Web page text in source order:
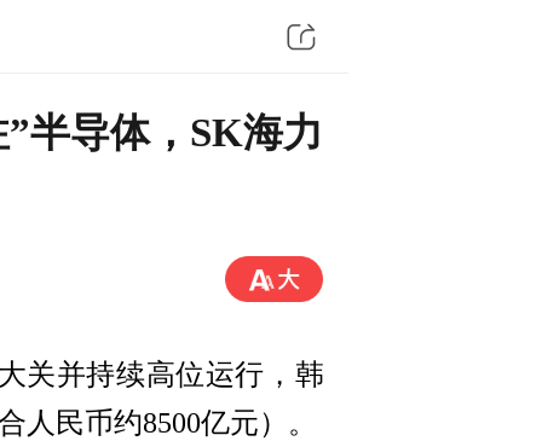
半导体，SK海力
关并持续高位运行，韩
人民币约8500亿元）。